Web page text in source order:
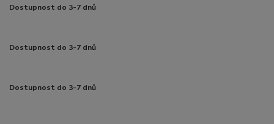
Dostupnost do 3-7 dnů
Dostupnost do 3-7 dnů
Dostupnost do 3-7 dnů